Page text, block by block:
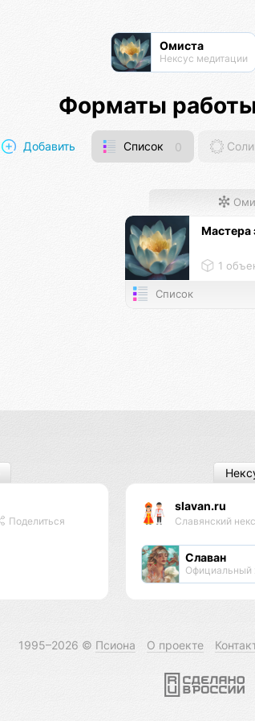
Омиста
Нексус медитации
Форматы
Добавить Список 0
Мастера
1
Список
Поделиться
slavan.ru
Славянский
Славан
Официальный
1995–2026 © Псиона О проекте